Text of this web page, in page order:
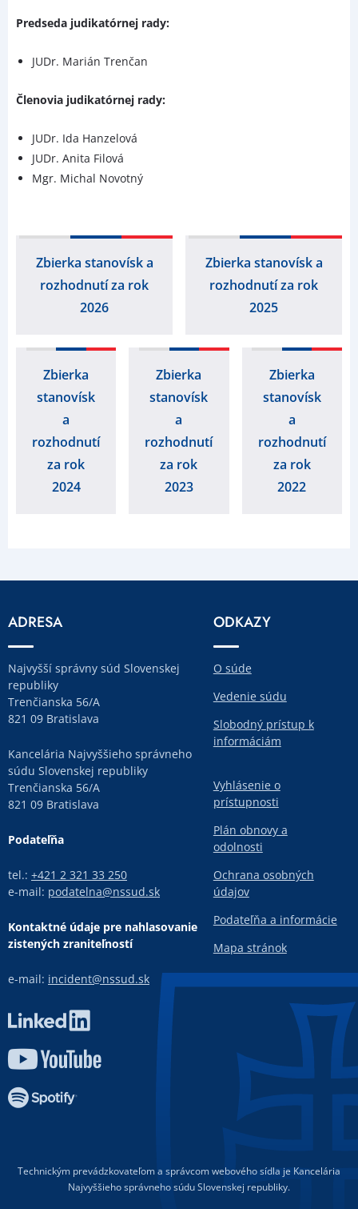
Predseda judikatórnej rady:
JUDr. Marián Trenčan
Členovia judikatórnej rady:
JUDr. Ida Hanzelová
JUDr. Anita Filová
Mgr. Michal Novotný
Zbierka stanovísk a
rozhodnutí za rok
2026
Zbierka stanovísk a
rozhodnutí za rok
2025
Zbierka
stanovísk
a
rozhodnutí
za rok
2024
Zbierka
stanovísk
a
rozhodnutí
za rok
2023
Zbierka
stanovísk
a
rozhodnutí
za rok
2022
ADRESA
Najvyšší správny súd Slovenskej
republiky
Trenčianska 56/A
821 09 Bratislava
Kancelária Najvyššieho správneho
súdu Slovenskej republiky
Trenčianska 56/A
821 09 Bratislava
Podateľňa
tel.: +421 2 321 33 250
e-mail: podatelna@nssud.sk
Kontaktné údaje pre nahlasovanie
zistených zraniteľností
e-mail: incident@nssud.sk
ODKAZY
O súde
Vedenie súdu
Slobodný prístup k
informáciám
Vyhlásenie o
prístupnosti
Plán obnovy a
odolnosti
Ochrana osobných
údajov
Podateľňa a informácie
Mapa stránok
Technickým prevádzkovateľom a správcom webového sídla je Kancelária
Najvyššieho správneho súdu Slovenskej republiky.